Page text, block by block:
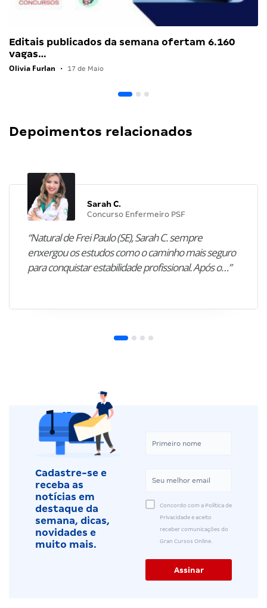
Editais publicados da semana ofertam 6.160
vagas…
Olivia Furlan • 17 de Maio
Depoimentos relacionados
Sarah C.
Concurso Enfermeiro PSF
“Natural de Frei Paulo (SE), Sarah C. sempre
enxergou os estudos como o caminho mais seguro
para conquistar estabilidade profissional. Após o…”
Cadastre-se e
receba as
notícias em
destaque da
semana, dicas,
novidades e
muito mais.
Concordo com a Política de
Privacidade e aceito
receber comunicações do
Gran Cursos Online.